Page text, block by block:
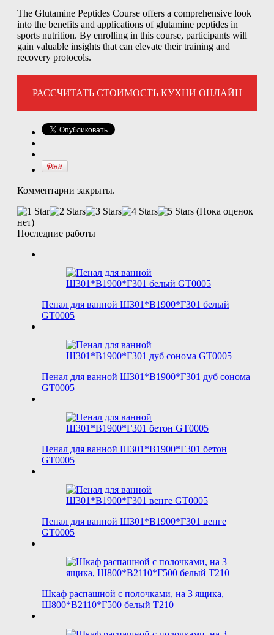
The Glutamine Peptides Course offers a comprehensive look
into the benefits and applications of glutamine peptides in
sports nutrition. By enrolling in this course, participants will
gain valuable insights that can elevate their training and
recovery protocols.
РАССЧИТАТЬ СТОИМОСТЬ КУХНИ ОНЛАЙН
Комментарии закрыты.
(Пока оценок
нет)
Последние работы
Пенал для ванной Ш301*В1900*Г301 белый
GT0005
Пенал для ванной Ш301*В1900*Г301 дуб сонома
GT0005
Пенал для ванной Ш301*В1900*Г301 бетон
GT0005
Пенал для ванной Ш301*В1900*Г301 венге
GT0005
Шкаф распашной с полочками, на 3 ящика,
Ш800*В2110*Г500 белый T210